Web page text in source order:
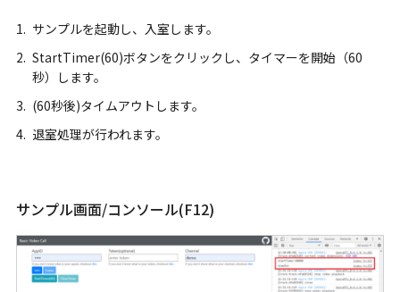
サンプルを起動し、入室します。
StartTimer(60)ボタンをクリックし、タイマーを開始（60
秒）します。
(60秒後)タイムアウトします。
退室処理が行われます。
サンプル画面/コンソール(F12)